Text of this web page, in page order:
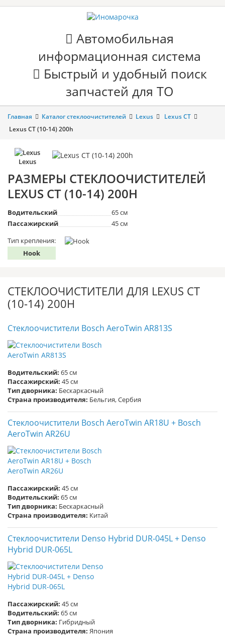
Автомобильная
информационная система
Быстрый и удобный поиск
запчастей для ТО
Главная Каталог стеклоочистителей Lexus
Lexus CT
Lexus CT (10-14) 200h
Lexus
РАЗМЕРЫ СТЕКЛООЧИСТИТЕЛЕЙ
LEXUS CT (10-14) 200H
Водительский
65 см
Пассажирский
45 см
Тип крепления:
Hook
СТЕКЛООЧИСТИТЕЛИ ДЛЯ LEXUS CT
(10-14) 200H
Стеклоочистители Bosch AeroTwin AR813S
Водительский: 65 см
Пассажирский: 45 см
Тип дворника: Бескаркасный
Страна производителя: Бельгия, Сербия
Стеклоочистители Bosch AeroTwin AR18U + Bosch
AeroTwin AR26U
Пассажирский: 45 см
Водительский: 65 см
Тип дворника: Бескаркасный
Страна производителя: Китай
Стеклоочистители Denso Hybrid DUR-045L + Denso
Hybrid DUR-065L
Пассажирский: 45 см
Водительский: 65 см
Тип дворника: Гибридный
Страна производителя: Япония